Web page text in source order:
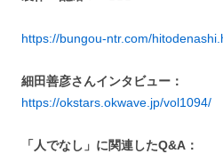
https://bungou-ntr.com/
細田善彦さんインタビュー：
https://okstars.okwave.jp/vol1094/
「人でなし」に関連したQ&A：